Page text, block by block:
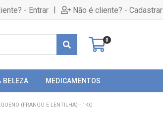
- Entrar | Não é cliente? - Cadastrar
0
BELEZA MEDICAMENTOS
(FRANGO E LENTILHA) - 1KG